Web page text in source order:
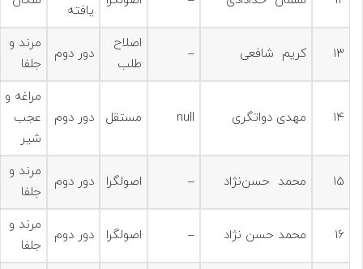
یافته
۱۳ کریم شافعی –
اصلاح
طلب
دور دوم
مرند و
جلفا
۱۴ مهدی دواتگری null مستقل دور دوم
مراغه و
عجب
شير
۱۵ محمد حسن‌نژاد – اصولگرا دور دوم
مرند و
جلفا
۱۶ محمد حسن نژاد – اصولگرا دور دوم
مرند و
جلفا